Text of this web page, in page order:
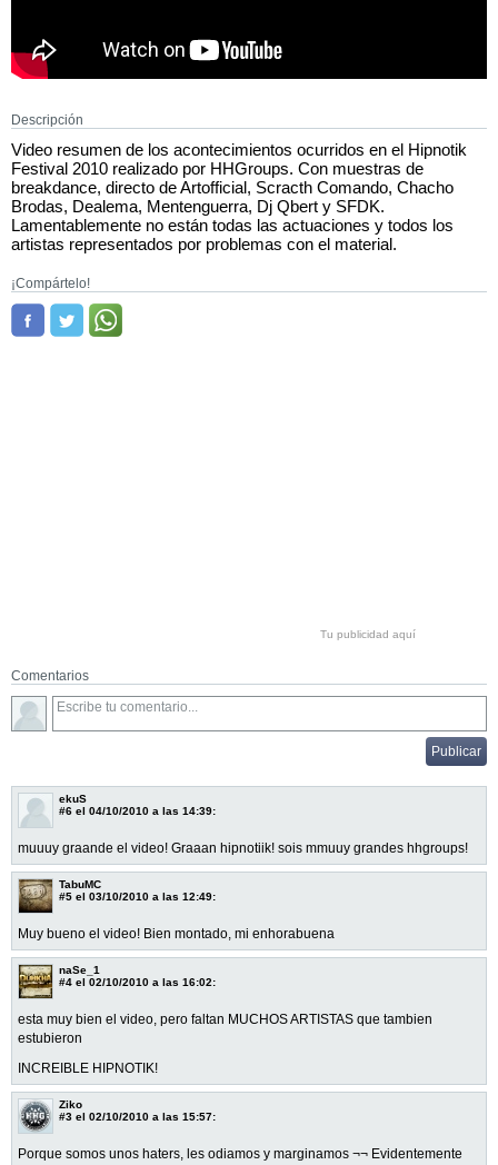
Descripción
Video resumen de los acontecimientos ocurridos en el Hipnotik
Festival 2010 realizado por HHGroups. Con muestras de
breakdance, directo de Artofficial, Scracth Comando, Chacho
Brodas, Dealema, Mentenguerra, Dj Qbert y SFDK.
Lamentablemente no están todas las actuaciones y todos los
artistas representados por problemas con el material.
¡Compártelo!
Tu publicidad aquí
Comentarios
ekuS
#6 el 04/10/2010 a las 14:39:
muuuy graande el video! Graaan hipnotiik! sois mmuuy grandes hhgroups!
TabuMC
#5 el 03/10/2010 a las 12:49:
Muy bueno el video! Bien montado, mi enhorabuena
naSe_1
#4 el 02/10/2010 a las 16:02:
esta muy bien el video, pero faltan MUCHOS ARTISTAS que tambien
estubieron
INCREIBLE HIPNOTIK!
Ziko
#3 el 02/10/2010 a las 15:57:
Porque somos unos haters, les odiamos y marginamos ¬¬ Evidentemente